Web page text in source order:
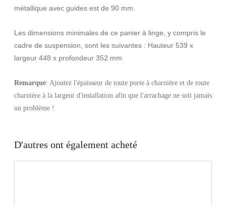
métallique avec guides est de 90 mm.
Les dimensions minimales de ce panier à linge, y compris le
cadre de suspension, sont les suivantes : Hauteur 539 x
largeur 448 x profondeur 352 mm
Remarque: Ajoutez l'épaisseur de toute porte à charnière et de toute
charnière à la largeur d'installation afin que l'arrachage ne soit jamais
un problème !
D'autres ont également acheté